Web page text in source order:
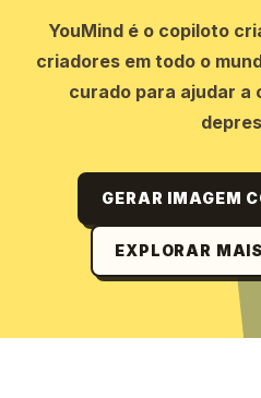
YouMind é o copiloto
criadores em todo o
curado para ajudar a
GERAR IMAGEM
EXPLORAR